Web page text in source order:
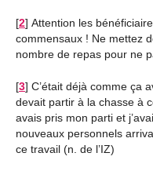
[2] Attention les
commensaux ! Ne mettez
nombre de repas pour ne
[3] C’était déjà comme ça
devait partir à la chasse à
avais pris mon parti et
nouveaux personnels
ce travail (n. de l’IZ)